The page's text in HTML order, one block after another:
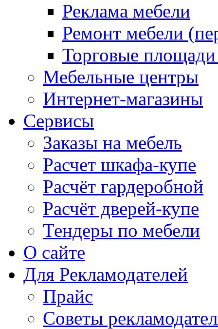
Реклама мебели
Ремонт мебели
Торговые
Мебельные центры
Интернет-магазины
Сервисы
Заказы на мебель
Расчет шкафа-купе
Расчёт гардеробной
Расчёт дверей-купе
Тендеры по мебели
О сайте
Для Рекламодателей
Прайс
Советы